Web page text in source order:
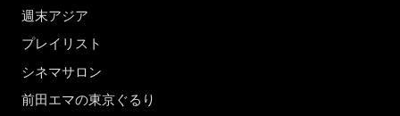
週末アジア
プレイリスト
シネマサロン
前田エマの東京ぐるり